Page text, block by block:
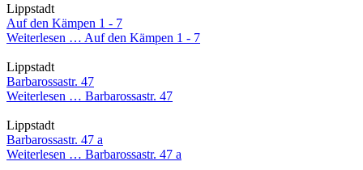
Lippstadt
Auf den Kämpen 1 - 7
Weiterlesen … Auf den Kämpen 1 - 7
Lippstadt
Barbarossastr. 47
Weiterlesen … Barbarossastr. 47
Lippstadt
Barbarossastr. 47 a
Weiterlesen … Barbarossastr. 47 a